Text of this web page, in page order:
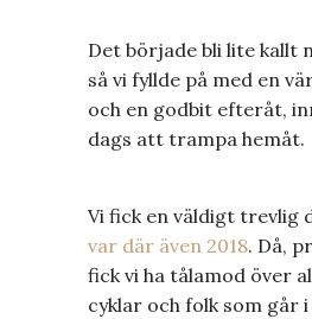
Det började bli lite kallt
så vi fyllde på med en
och en godbit efteråt,
dags att trampa hemåt.
Vi fick en väldigt trevlig
var där även 2018. Då,
fick vi ha tålamod över
cyklar och folk som går